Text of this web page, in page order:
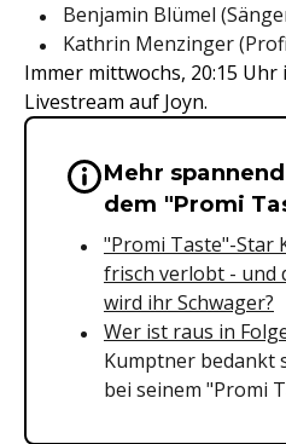
Benjamin Blümel
Kathrin Menzinger
Immer mittwochs, 20:15 Uhr
Livestream auf Joyn.
Wichtige
Mehr
dem "Promi
"Promi Taste"-Star
frisch verlobt - und
wird ihr Schwager?
Wer ist raus in
Kumptner bedankt
bei seinem "Promi